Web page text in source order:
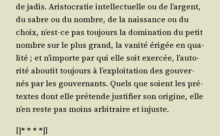
de jadis. Aris­to­cra­tie intel­lec­tuelle ou de l’argent,
du sabre ou du nombre, de la nais­sance ou du
choix, n’est-ce pas tou­jours la domi­na­tion du petit
nombre sur le plus grand, la vani­té éri­gée en qua­
li­té ; et n’im­porte par qui elle soit exer­cée, l’au­to­
ri­té abou­tit tou­jours à l’ex­ploi­ta­tion des gou­ver­
nés par les gou­ver­nants. Quels que soient les pré­
textes dont elle pré­tende jus­ti­fier son ori­gine, elle
n’en reste pas moins arbi­traire et injuste.
[|* * * *|]